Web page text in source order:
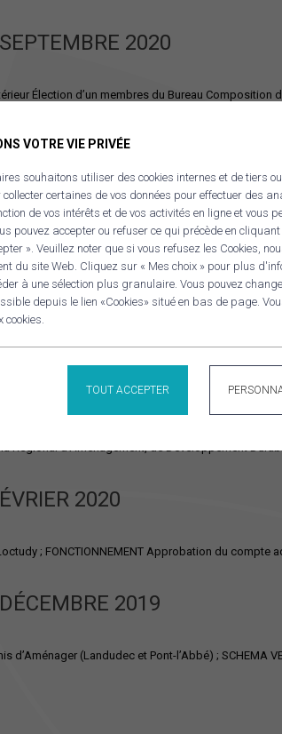
Panneau de
VOTRE VIE PRIVÉE
souhaitons utiliser des cookies internes et de tiers
collecter certaines de vos données pour effectuer des
de vos intérêts et de vos activités en ligne et vous
pouvez accepter ou refuser ce qui précède en
». Veuillez noter que si vous refusez les Cookies,
du site Web. Cliquez sur « Mes choix » pour plus
à une sélection plus granulaire. Vous pouvez
depuis le lien «Cookies» situé en bas de page.
TOUT ACCEPTER
2020
Élection d’un membres du Bureau
Comité Syndical de la nouvelle mandature. La
2020
Élection du Président Fixation du nombre de
2020
Régional d’Aménagement, de Développement
2020
; FONCTIONNEMENT Approbation du
2019
d’Aménager (Landudec et Pont-l’Abbé) ; SCHEMA